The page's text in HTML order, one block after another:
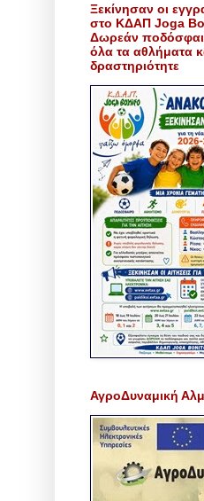
Ξεκίνησαν οι
στο ΚΔΑΠ Joga
Δωρεάν
όλα τα αθλήματα
δραστηριότητε
ΑγροΔυναμική